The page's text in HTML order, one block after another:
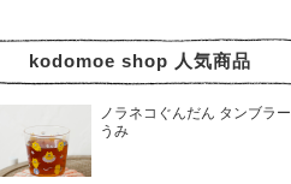
kodomoe shop 人気商品
ノラネコぐんだん タンブラー
うみ